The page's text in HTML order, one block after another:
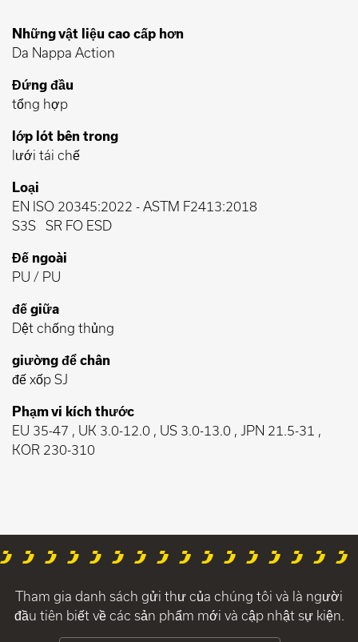
Những vật liệu cao cấp hơn
Da Nappa Action
Đứng đầu
tổng hợp
lớp lót bên trong
lưới tái chế
Loại
EN ISO 20345:2022 - ASTM F2413:2018
S3S
SR FO ESD
Đế ngoài
PU / PU
đế giữa
Dệt chống thủng
giường để chân
đế xốp SJ
Phạm vi kích thước
EU 35-47 , UK 3.0-12.0 , US 3.0-13.0 , JPN 21.5-31 ,
KOR 230-310
Tham gia danh sách gửi thư của chúng tôi và là người
đầu tiên biết về các sản phẩm mới và cập nhật sự kiện.